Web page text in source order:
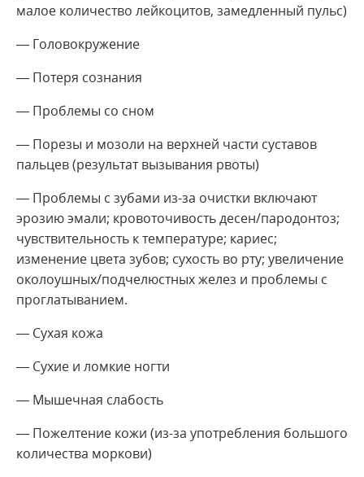
малое количество лейкоцитов, замедленный пульс)
— Головокружение
— Потеря сознания
— Проблемы со сном
— Порезы и мозоли на верхней части суставов
пальцев (результат вызывания рвоты)
— Проблемы с зубами из-за очистки включают
эрозию эмали; кровоточивость десен/пародонтоз;
чувствительность к температуре; кариес;
изменение цвета зубов; сухость во рту; увеличение
околоушных/подчелюстных желез и проблемы с
проглатыванием.
— Сухая кожа
— Сухие и ломкие ногти
— Мышечная слабость
— Пожелтение кожи (из-за употребления большого
количества моркови)